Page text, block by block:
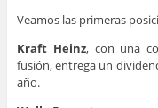
Veamos las primeras
Kraft Heinz, con una
fusión, entrega un
año.